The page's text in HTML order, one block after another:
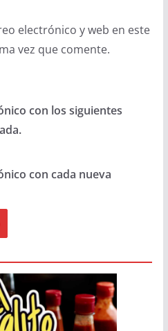
electrónico y web en este
vez que comente.
con los siguientes
con cada nueva